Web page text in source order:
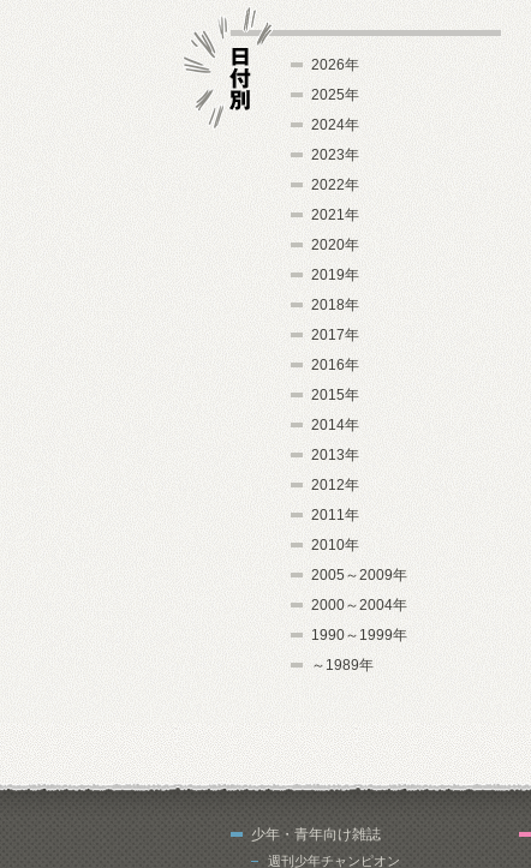
2026年
2025年
2024年
2023年
2022年
2021年
2020年
2019年
2018年
2017年
2016年
2015年
2014年
2013年
2012年
2011年
2010年
2005～2009年
2000～2004年
1990～1999年
～1989年
少年・青年向け雑誌
週刊少年チャンピオン